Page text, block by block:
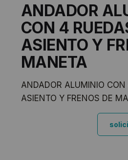
ANDADOR
CON 4
ASIENTO Y
MANETA
ANDADOR ALUMINIO CON
ASIENTO Y FRENOS DE